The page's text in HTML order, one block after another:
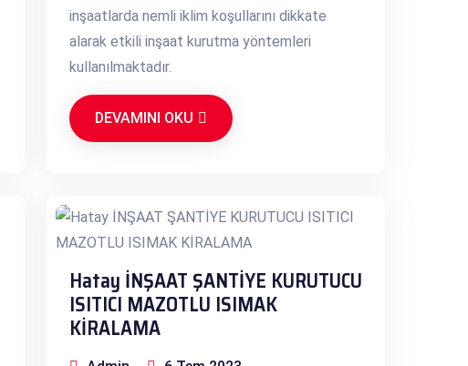
inşaatlarda nemli iklim koşullarını dikkate
alarak etkili inşaat kurutma yöntemleri
kullanılmaktadır.
DEVAMINI OKU
Hatay İNŞAAT ŞANTİYE KURUTUCU
ISITICI MAZOTLU ISIMAK
KİRALAMA